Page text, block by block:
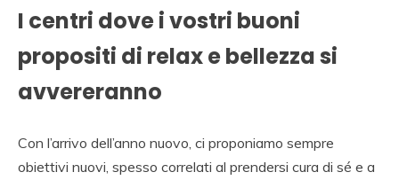
I centri dove i vostri buoni
propositi di relax e bellezza si
avvereranno
Con l’arrivo dell’anno nuovo, ci proponiamo sempre
obiettivi nuovi, spesso correlati al prendersi cura di sé e a